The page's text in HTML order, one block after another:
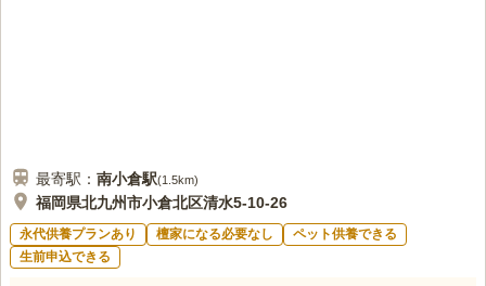
最寄駅： 南小倉駅(1.5km)
福岡県北九州市小倉北区清水5-10-26
永代供養プランあり 檀家になる必要なし
ペット供養できる
生前申込できる